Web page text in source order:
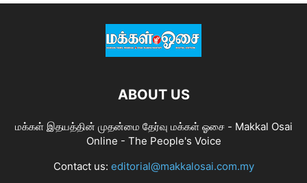
ABOUT US
மக்கள் இதயத்தின் முதன்மை தேர்வு மக்கள் ஓசை - Makkal Osai
Online - The People's Voice
Contact us: editorial@makkalosai.com.my